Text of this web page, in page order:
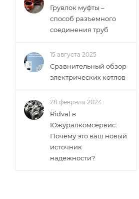
Грувлок муфты –
способ разъемного
соединения труб
15 августа 2025
Сравнительный обзор
электрических котлов
28 февраля 2024
Ridval в
Южуралкомсервис:
Почему это ваш новый
источник
надежности?